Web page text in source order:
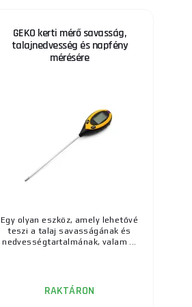
GEKO kerti mérő savasság,
talajnedvesség és napfény
mérésére
Egy olyan eszköz, amely lehetővé
teszi a talaj savasságának és
nedvességtartalmának, valam ...
RAKTÁRON